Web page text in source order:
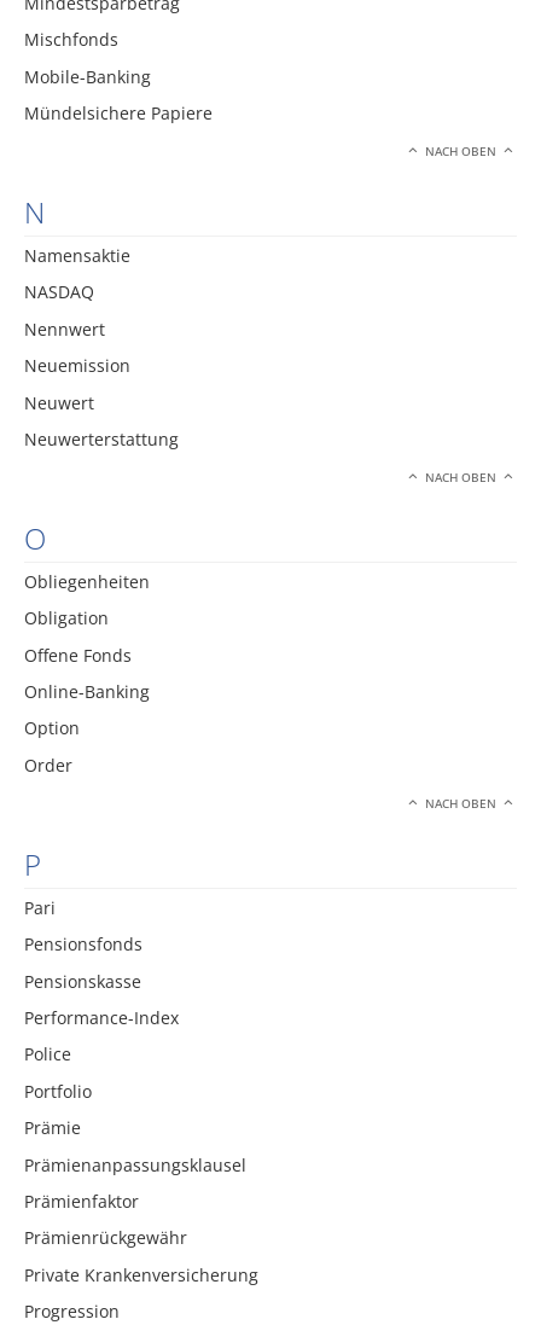
Mischfonds
Mobile-Banking
Mündelsichere Papiere
NACH OBEN
N
Namensaktie
NASDAQ
Nennwert
Neuemission
Neuwert
Neuwerterstattung
NACH OBEN
O
Obliegenheiten
Obligation
Offene Fonds
Online-Banking
Option
Order
NACH OBEN
P
Pari
Pensionsfonds
Pensionskasse
Performance-Index
Police
Portfolio
Prämie
Prämienanpassungsklausel
Prämienfaktor
Prämienrückgewähr
Private Krankenversicherung
Progression